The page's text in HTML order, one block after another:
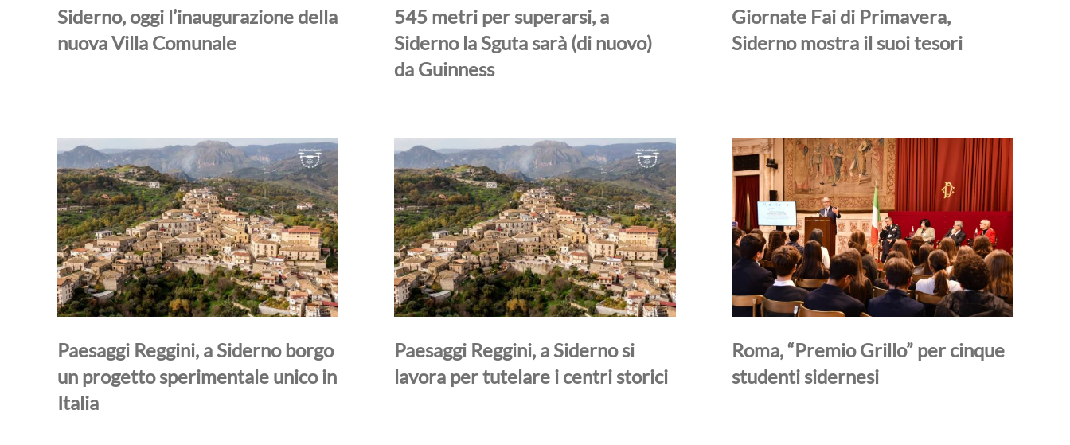
Siderno, oggi l’inaugurazione della
nuova Villa Comunale
545 metri per superarsi, a
Siderno la Sguta sarà (di nuovo)
da Guinness
Giornate Fai di Primavera,
Siderno mostra il suoi tesori
Paesaggi Reggini, a Siderno borgo
un progetto sperimentale unico in
Italia
Paesaggi Reggini, a Siderno si
lavora per tutelare i centri storici
Roma, “Premio Grillo” per cinque
studenti sidernesi